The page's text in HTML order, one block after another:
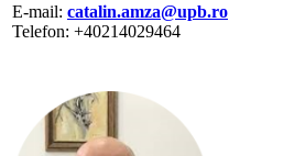
E-mail: catalin.amza@upb.ro
Telefon: +40214029464